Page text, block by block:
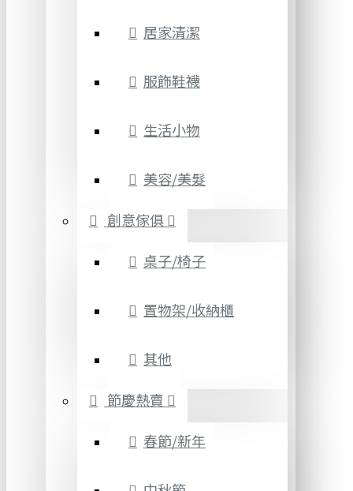
居家清潔
服飾鞋襪
生活小物
美容/美髮
創意傢俱
桌子/椅子
置物架/收納櫃
其他
節慶熱賣
春節/新年